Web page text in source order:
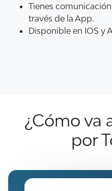
Tienes
través de la App.
Disponible en IOS y
¿Cómo va
por